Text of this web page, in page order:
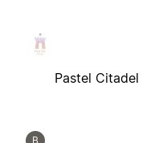
Pastel Citadel
B